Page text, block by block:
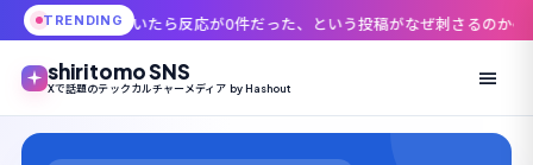
TRENDING
ら反応が0件だった、という投稿がなぜ刺さるのか 「45,000円が1日で30
shiritomo SNS
Xで話題のテックカルチャーメディア by Hashout